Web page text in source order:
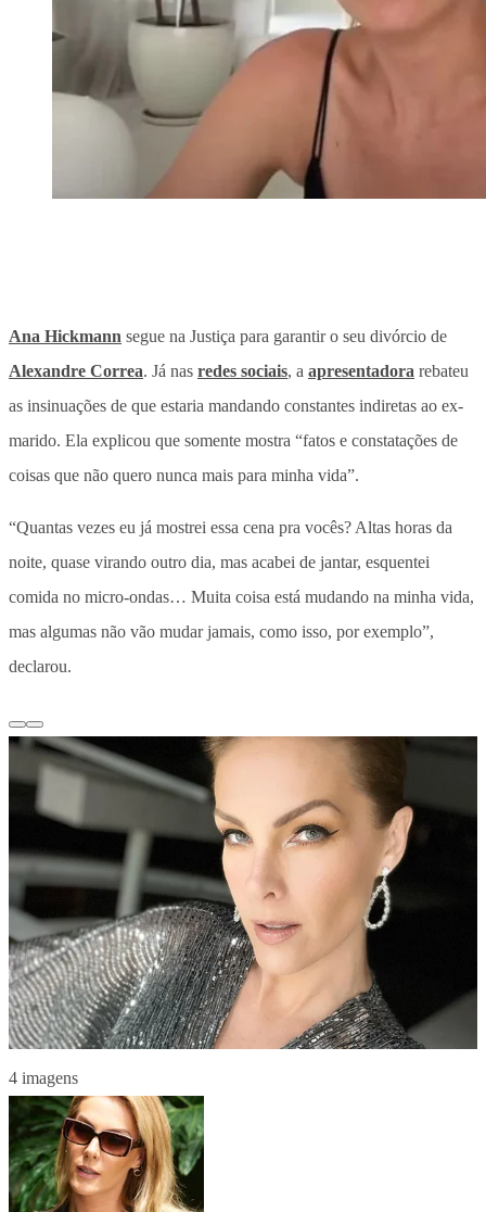
Ana Hickmann segue na Justiça para garantir o seu divórcio de
Alexandre Correa. Já nas redes sociais, a apresentadora rebateu
as insinuações de que estaria mandando constantes indiretas ao ex-
marido. Ela explicou que somente mostra “fatos e constatações de
coisas que não quero nunca mais para minha vida”.
“Quantas vezes eu já mostrei essa cena pra vocês? Altas horas da
noite, quase virando outro dia, mas acabei de jantar, esquentei
comida no micro-ondas… Muita coisa está mudando na minha vida,
mas algumas não vão mudar jamais, como isso, por exemplo”,
declarou.
4 imagens